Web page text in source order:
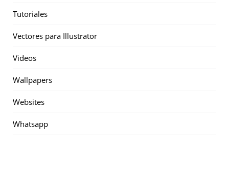
Tutoriales
Vectores para Illustrator
Videos
Wallpapers
Websites
Whatsapp